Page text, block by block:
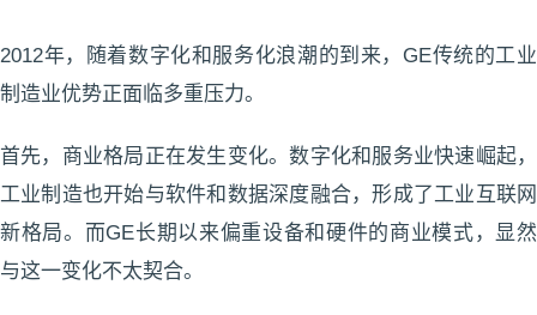
2012年，随着数字化和服务化浪潮的到来，GE传统的工业
制造业优势正面临多重压力。
首先，商业格局正在发生变化。数字化和服务业快速崛起，
工业制造也开始与软件和数据深度融合，形成了工业互联网
新格局。而GE长期以来偏重设备和硬件的商业模式，显然
与这一变化不太契合。